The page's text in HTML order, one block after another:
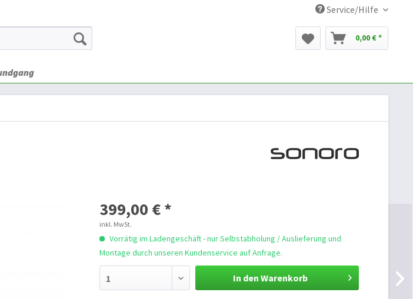
Service/Hilfe
0,00 € *
399,00 € *
inkl. MwSt.
Vorrätig im Ladengeschäft - nur Selbstabholung / Auslieferung und
Montage durch unseren Kundenservice auf Anfrage.
1 In den Warenkorb